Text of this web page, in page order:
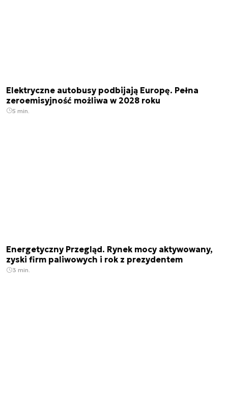
Elektryczne autobusy podbijają Europę. Pełna
zeroemisyjność możliwa w 2028 roku
5 min.
Energetyczny Przegląd. Rynek mocy aktywowany,
zyski firm paliwowych i rok z prezydentem
3 min.